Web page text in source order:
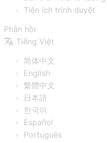
Tiện ích trình duyệt
Phản hồi
Tiếng Việt
简体中文
English
繁體中文
日本語
한국어
Español
Português